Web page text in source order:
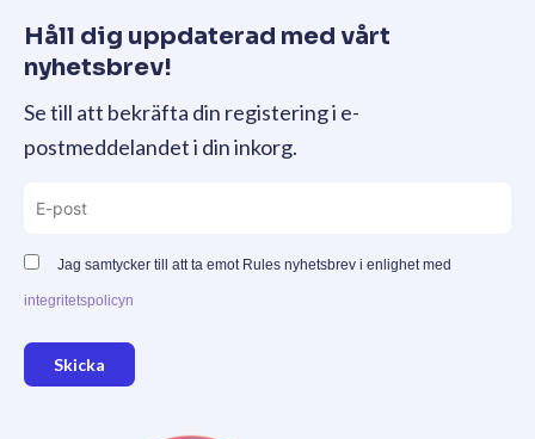
Håll dig uppdaterad med vårt
nyhetsbrev!
Se till att bekräfta din registering i e-
postmeddelandet i din inkorg.
Jag samtycker till att ta emot Rules nyhetsbrev i enlighet med
integritetspolicyn
Skicka